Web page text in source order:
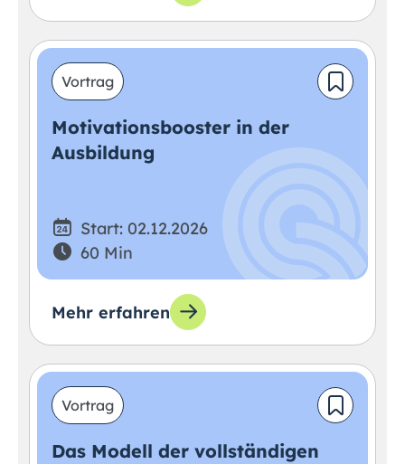
Vortrag
Motivationsbooster in der
Ausbildung
Start: 02.12.2026
60 Min
Mehr erfahren
Vortrag
Das Modell der vollständigen